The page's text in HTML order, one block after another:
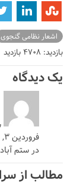
اشعار نظامی گنجوی
بازدید: 4708 بازدید
یک دیدگاه
فروردین ۳, ۱۳۹۹ در ۵:۳۰ ب.ظ
در ستم
مطالب از